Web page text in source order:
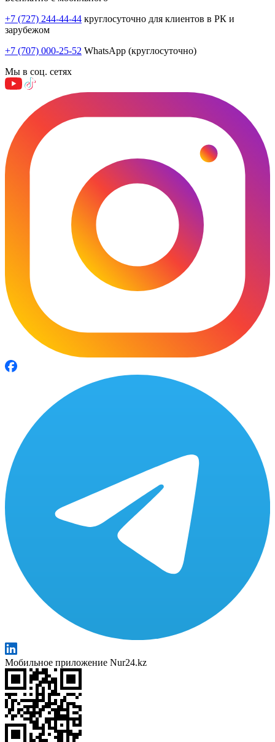
+7 (727) 244-44-44 круглосуточно для клиентов в РК и
зарубежом
+7 (707) 000-25-52 WhatsApp (круглосуточно)
Мы в соц. сетях
Мобильное приложение Nur24.kz